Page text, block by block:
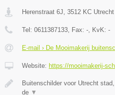
Herenstraat 6J 3512 KC Utrecht
Tel: 0611387133 , Fax: - , KvK: -
E-mail › De Mooimakerij
Website: https://mooimakerij-
Buitenschilder voor Utrecht
de ▼